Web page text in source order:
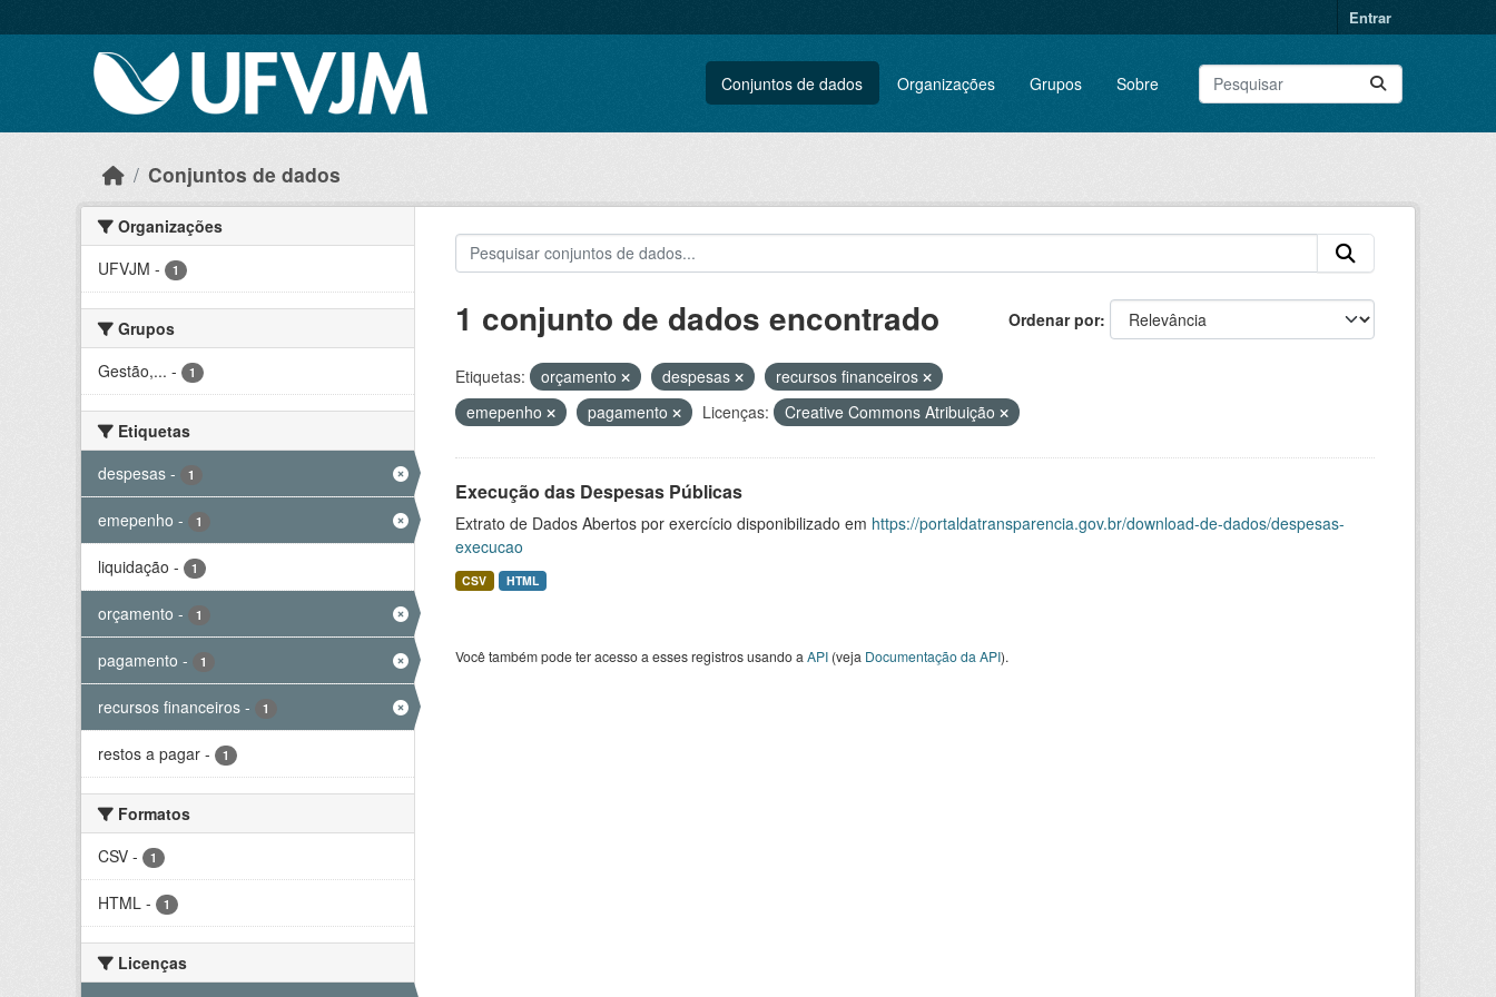
Entrar
Conjuntos de dados Organizações Grupos Sobre
Conjuntos de dados
Organizações
UFVJM - 1
Grupos
Gestão,... - 1
Etiquetas
despesas - 1
emepenho - 1
liquidação - 1
orçamento - 1
pagamento - 1
recursos financeiros - 1
restos a pagar - 1
Formatos
CSV - 1
HTML - 1
Licenças
Ordenar por
1 conjunto de dados encontrado
Etiquetas: orçamento despesas
recursos financeiros
emepenho
pagamento Licenças: Creative Commons Atribuição
Execução das Despesas Públicas
Extrato de Dados Abertos por exercício disponibilizado em https://portaldatransparencia.gov.br/download-de-dados/despesas-
execucao
CSV HTML
Você também pode ter acesso a esses registros usando a API(veja Documentação da API).